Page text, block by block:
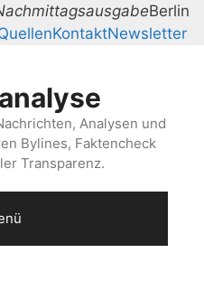
Berlin
KontaktNewsletter
Analysen und
Bylines, Faktencheck
Transparenz.